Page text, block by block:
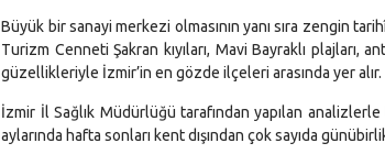
Büyük bir sanayi merkezi olmasının yanı sıra zengin
Turizm Cenneti Şakran kıyıları, Mavi Bayraklı
güzellikleriyle İzmir’in en gözde ilçeleri arasında yer alır.
İzmir İl Sağlık Müdürlüğü tarafından yapılan
aylarında hafta sonları kent dışından çok sayıda